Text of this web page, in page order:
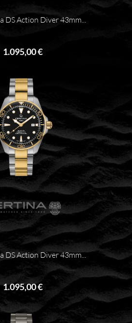
DS Action Diver 43mm...
1.095,00 €
DS Action Diver 43mm...
1.095,00 €